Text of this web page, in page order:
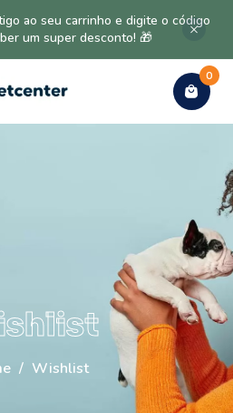
ao seu carrinho e digite o código
um super desconto! 🎁
0
/ Wishlist